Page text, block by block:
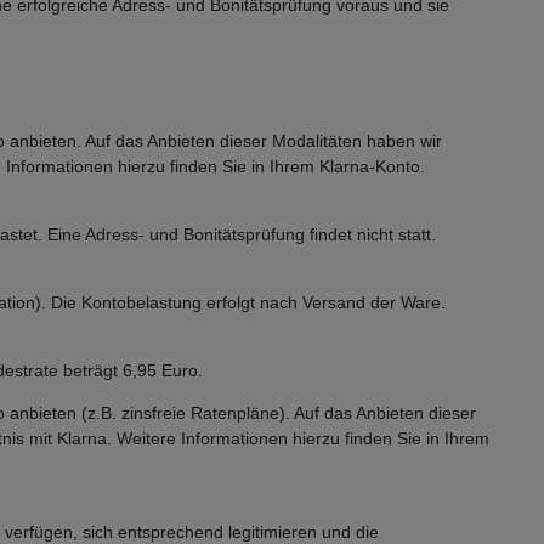
erfolgreiche Adress- und Bonitätsprüfung voraus und sie
Auf das Anbieten dieser Modalitäten haben wir
hierzu finden Sie in Ihrem Klarna-Konto.
Eine Adress- und Bonitätsprüfung findet nicht statt.
Die Kontobelastung erfolgt nach Versand der Ware.
beträgt 6,95 Euro.
(z.B. zinsfreie Ratenpläne). Auf das Anbieten dieser
mit Klarna. Weitere Informationen hierzu finden Sie in Ihrem
sich entsprechend legitimieren und die